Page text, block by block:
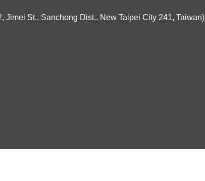
St., Sanchong Dist., New Taipei City 241, Taiwan)